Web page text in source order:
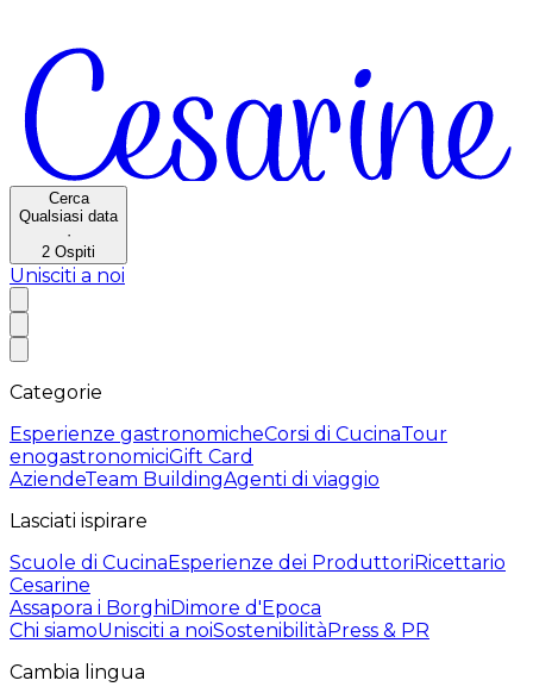
Cerca
Qualsiasi data
·
2 Ospiti
Unisciti a noi
Categorie
Esperienze gastronomicheCorsi di CucinaTour
enogastronomiciGift Card
AziendeTeam BuildingAgenti di viaggio
Lasciati ispirare
Scuole di CucinaEsperienze dei ProduttoriRicettario
Cesarine
Assapora i BorghiDimore d'Epoca
Chi siamoUnisciti a noiSostenibilitàPress & PR
Cambia lingua